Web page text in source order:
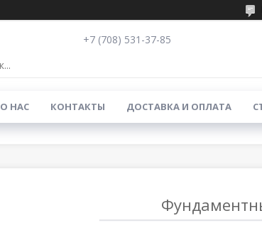
+7 (708) 531-37-85
О НАС КОНТАКТЫ ДОСТАВКА И ОПЛАТА